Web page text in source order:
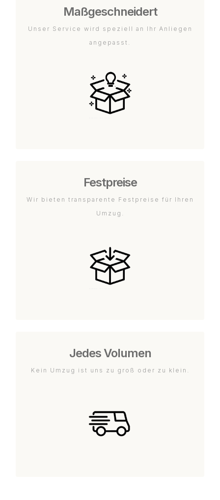
Maßgeschneidert
Unser Service wird speziell an Ihr Anliegen
angepasst.
Festpreise
Wir bieten transparente Festpreise für Ihren
Umzug.
Jedes Volumen
Kein Umzug ist uns zu groß oder zu klein.